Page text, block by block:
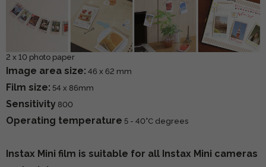
2 x 10 photo paper
Image area size: 46 x 62 mm
Film size: 54 x 86mm
Sensitivity 800
Operating temperature 5 - 40°C degrees
Instax Mini film is suitable for all Instax Mini cameras